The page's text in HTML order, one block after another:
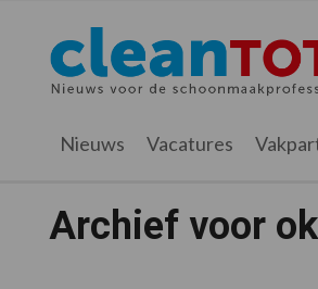
hoofdnavigatie
hoofd
inhoud
voettekst
Cleantotaal.nl
Het
laatste
voor
professionele
Nieuws Vacatures
Archief voor